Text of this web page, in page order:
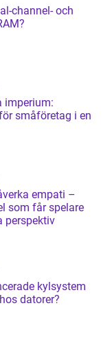
channel- och
imperium:
småföretag i en
empati –
som får spelare
perspektiv
kylsystem
datorer?